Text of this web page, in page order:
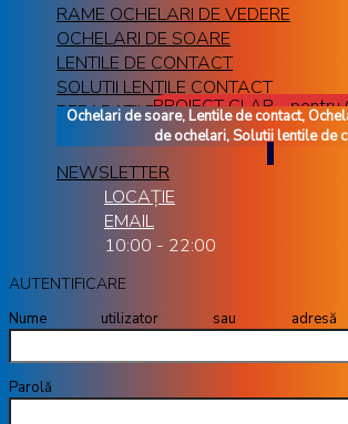
RAME OCHELARI DE VEDERE
OCHELARI DE SOARE
LENTILE DE CONTACT
SOLUTII LENTILE CONTACT
REPARATII RAME OCHELARI
PROIECT CLAR - pentru
Ochelari de soare, Lentile de contact,
de ochelari, Solutii lentile de
NEWSLETTER
LOCAȚIE
EMAIL
10:00 - 22:00
AUTENTIFICARE
Nume utilizator sau